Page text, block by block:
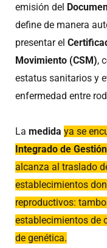
emisión del
define de manera
presentar el
Movimiento (CSM),
estatus sanitarios y
enfermedad entre
La medida ya se
Integrado de
alcanza al traslado
establecimientos
reproductivos:
establecimientos de
de genética.